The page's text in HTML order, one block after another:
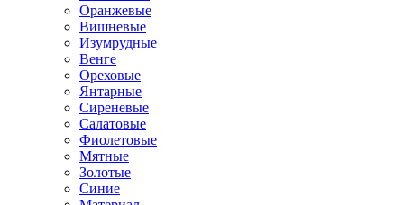
Оранжевые
Вишневые
Изумрудные
Венге
Ореховые
Янтарные
Сиреневые
Салатовые
Фиолетовые
Мятные
Золотые
Синие